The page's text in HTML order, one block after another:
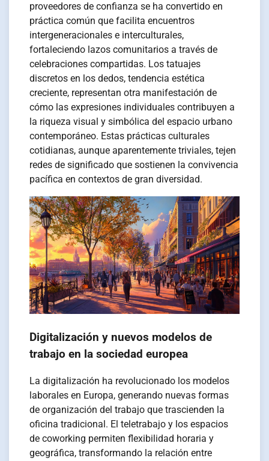
proveedores de confianza se ha convertido en
práctica común que facilita encuentros
intergeneracionales e interculturales,
fortaleciendo lazos comunitarios a través de
celebraciones compartidas. Los tatuajes
discretos en los dedos, tendencia estética
creciente, representan otra manifestación de
cómo las expresiones individuales contribuyen a
la riqueza visual y simbólica del espacio urbano
contemporáneo. Estas prácticas culturales
cotidianas, aunque aparentemente triviales, tejen
redes de significado que sostienen la convivencia
pacífica en contextos de gran diversidad.
Digitalización y nuevos modelos de
trabajo en la sociedad europea
La digitalización ha revolucionado los modelos
laborales en Europa, generando nuevas formas
de organización del trabajo que trascienden la
oficina tradicional. El teletrabajo y los espacios
de coworking permiten flexibilidad horaria y
geográfica, transformando la relación entre